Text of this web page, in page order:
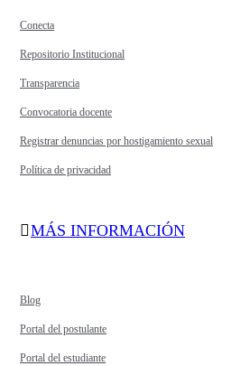
Conecta
Repositorio Institucional
Transparencia
Convocatoria docente
Registrar denuncias por hostigamiento sexual
Política de privacidad
MÁS INFORMACIÓN
Blog
Portal del postulante
Portal del estudiante